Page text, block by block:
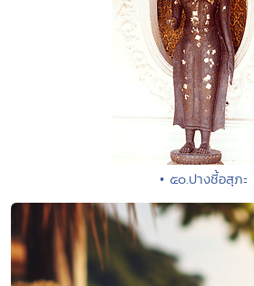
• ๕๐.ปางชี้อสุภะ